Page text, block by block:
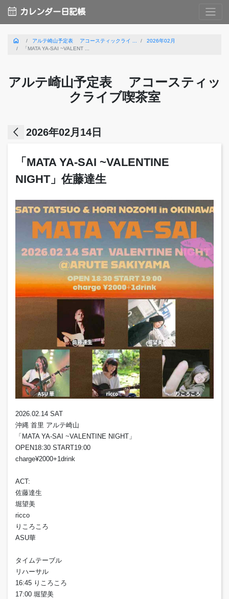
calendar_month カレンダー日記帳
home アルテ崎山予定表 アコースティックライ ...
2026年02月
「MATA YA-SAI ~VALENT ...
アルテ崎山予定表 アコースティッ
クライブ喫茶室
arrow_back_ios 2026年02月14日
「MATA YA-SAI ~VALENTINE
NIGHT」佐藤達生
2026.02.14 SAT
沖縄 首里 アルテ崎山
「MATA YA-SAI ~VALENTINE NIGHT」
OPEN18:30 START19:00
charge¥2000+1drink
ACT:
佐藤達生
堀望美
ricco
りころころ
ASU華
タイムテーブル
リハーサル
16:45 りころころ
17:00 堀望美